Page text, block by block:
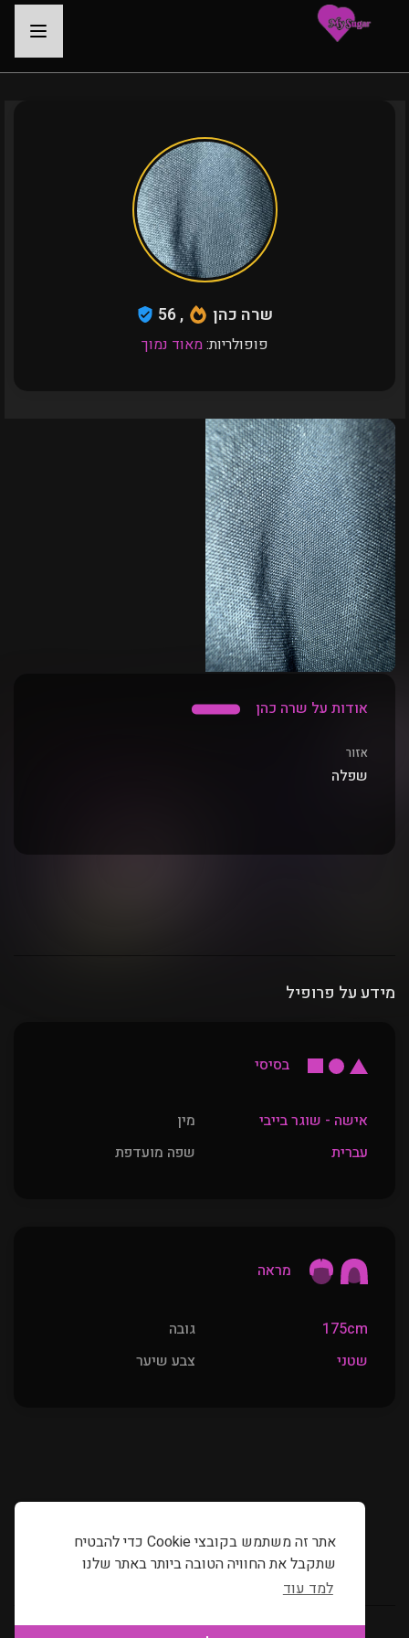
אתר זה משתמש בקובצי Cookie כדי להבטיח
שתקבל את החוויה הטובה ביותר באתר שלנו
למד עוד
-
שרה כהן , 56
פופולריות:מאוד נמוך
אודות על שרה כהן
אזור
שפלה
מידע על פרופיל
בסיסי
מין
אישה - שוגר בייבי
שפה מועדפת
עברית
מראה
גובה
175cm
צבע שיער
שטני